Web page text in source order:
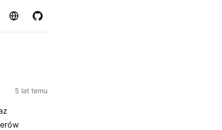
Strona GitHub
5 lat temu